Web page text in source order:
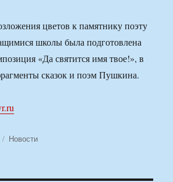
цветов к памятнику поэту
школы была подготовлена
«Да святится имя твое!», в
сказок и поэм Пушкина.
Рубрики
Новости